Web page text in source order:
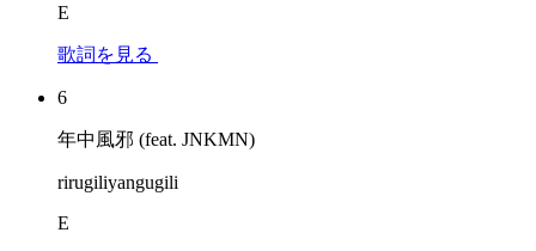
E
歌詞を見る
6
年中風邪 (feat. JNKMN)
rirugiliyangugili
E